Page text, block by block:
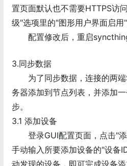
置页面默认也不需要HTTPS访
级"选项里的"图形用户界面启用
配置修改后，重启syncthing
3.同步数据
为了同步数据，连接的两端
务器添加到节点列表，并添加
步。
3.1 添加设备
登录GUI配置页面，点击"添
手动输入所要添加设备的"设备